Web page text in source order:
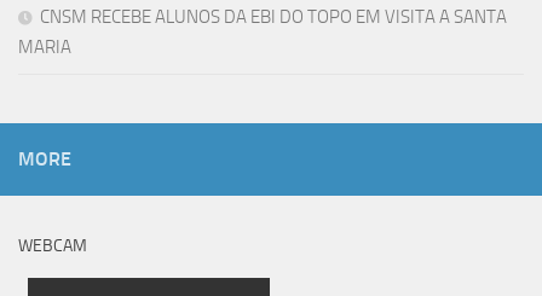
CNSM RECEBE ALUNOS DA EBI DO TOPO EM VISITA A SANTA
MARIA
MORE
WEBCAM